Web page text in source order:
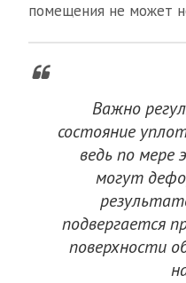
помещения не может
Важно
состояние
ведь по мере
могут
подвергается
поверхности